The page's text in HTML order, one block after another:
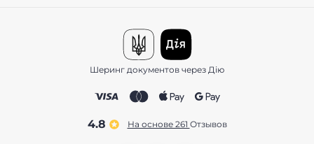
Шеринг документов через Дію
4.8 На основе 261 отзывов